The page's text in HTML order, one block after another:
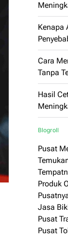
Kenapa
Cara
Tanpa
Hasil
Blogroll
Pusat
Produk
Jasa
Pusat
Pusat